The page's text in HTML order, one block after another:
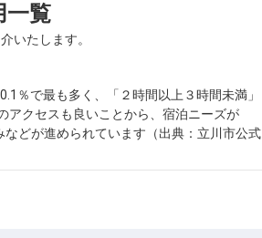
一覧
いたします。
％で最も多く、「２時間以上３時間未満」
アクセスも良いことから、宿泊ニーズが
どが進められています（出典：立川市公式